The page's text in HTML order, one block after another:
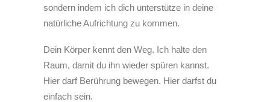
sondern indem ich dich unterstütze in deine
natürliche Aufrichtung zu kommen.
Dein Körper kennt den Weg. Ich halte den
Raum, damit du ihn wieder spüren kannst.
Hier darf Berührung bewegen. Hier darfst du
einfach sein.